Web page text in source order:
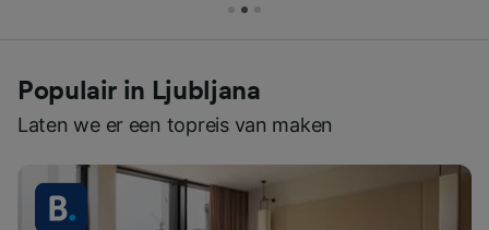
Populair in Ljubljana
Laten we er een topreis van maken